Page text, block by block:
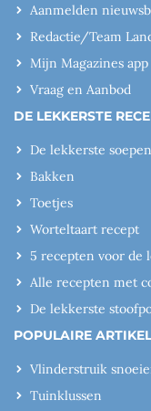
Aanmelden
Redactie/Team
Mijn Magazines app
Vraag en Aanbod
DE LEKKERSTE
De lekkerste soepen
Bakken
Toetjes
Worteltaart recept
5 recepten voor de
Alle recepten met
De lekkerste
POPULAIRE
Vlinderstruik
Tuinklussen